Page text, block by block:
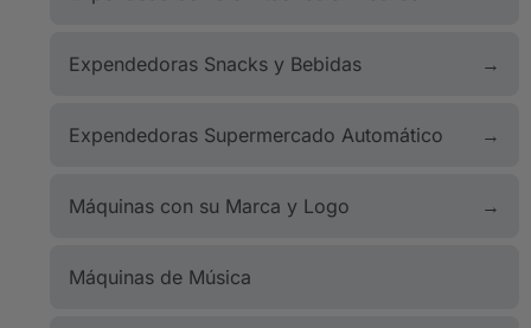
Expendedoras Snacks y Bebidas
Expendedoras Supermercado Automático
Máquinas con su Marca y Logo
Máquinas de Música